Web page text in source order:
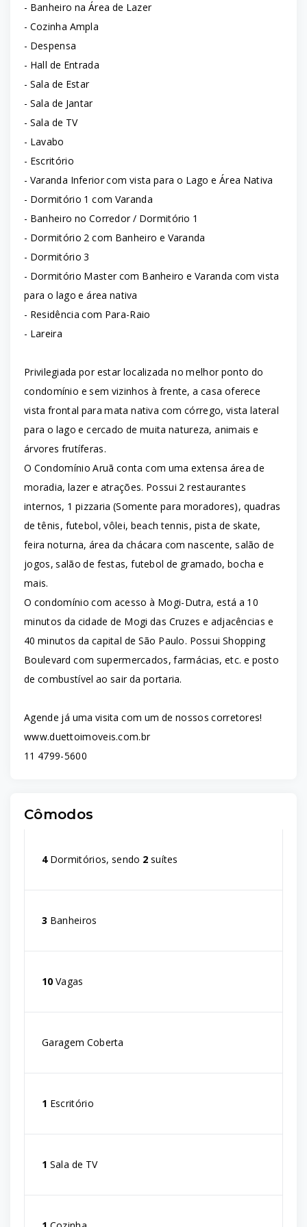
- Banheiro na Área de Lazer
- Cozinha Ampla
- Despensa
- Hall de Entrada
- Sala de Estar
- Sala de Jantar
- Sala de TV
- Lavabo
- Escritório
- Varanda Inferior com vista para o Lago e Área Nativa
- Dormitório 1 com Varanda
- Banheiro no Corredor / Dormitório 1
- Dormitório 2 com Banheiro e Varanda
- Dormitório 3
- Dormitório Master com Banheiro e Varanda com vista
para o lago e área nativa
- Residência com Para-Raio
- Lareira
Privilegiada por estar localizada no melhor ponto do
condomínio e sem vizinhos à frente, a casa oferece
vista frontal para mata nativa com córrego, vista lateral
para o lago e cercado de muita natureza, animais e
árvores frutíferas.
O Condomínio Aruã conta com uma extensa área de
moradia, lazer e atrações. Possui 2 restaurantes
internos, 1 pizzaria (Somente para moradores), quadras
de tênis, futebol, vôlei, beach tennis, pista de skate,
feira noturna, área da chácara com nascente, salão de
jogos, salão de festas, futebol de gramado, bocha e
mais.
O condomínio com acesso à Mogi-Dutra, está a 10
minutos da cidade de Mogi das Cruzes e adjacências e
40 minutos da capital de São Paulo. Possui Shopping
Boulevard com supermercados, farmácias, etc. e posto
de combustível ao sair da portaria.
Agende já uma visita com um de nossos corretores!
www.duettoimoveis.com.br
11 4799-5600
Cômodos
4Dormitórios, sendo 2 suítes
3 Banheiros
10 Vagas
Garagem Coberta
1 Escritório
1 Sala de TV